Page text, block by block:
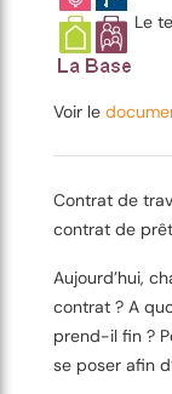
Le
Voir le
Contrat de
contrat de
Aujourd’hui,
contrat ? A
prend-il fin ?
se poser afin